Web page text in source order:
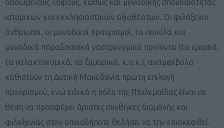
δασωμένους λόφους, καθώς και μοναδικής σπουδαιότητας
ιστορικών και εκκλησιαστικών αξιοθέατων. Οι φιλόξενοι
άνθρωποι, οι μοναδικοί προορισμοί, τα ποικίλα και
μοναδικά παραδοσιακά γαστρονομικά προϊόντα (τα κρασιά,
τα γαλακτοκομικά, τα ζυμαρικά, κ.ο.κ.), αναμφίβολα
καθιστούν τη Δυτική Μακεδονία πρώτη επιλογή
προορισμού, ενώ ειδικά η πόλη της Πτολεμαΐδας είναι σε
θέση να προσφέρει άριστες συνθήκες διαμονής και
φιλοξενίας στον οποιοδήποτε θελήσει να την επισκεφθεί.